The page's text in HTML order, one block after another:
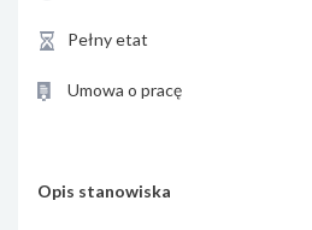
Pełny etat
Umowa o pracę
Opis stanowiska